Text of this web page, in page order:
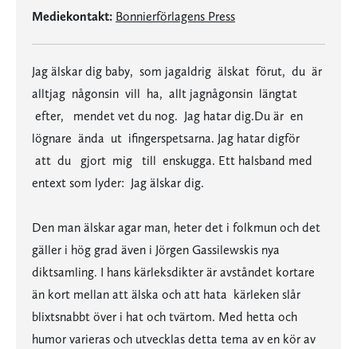
Mediekontakt: Bonnierförlagens Press
Jag älskar dig baby, som jagaldrig älskat förut, du är
alltjag någonsin vill ha, allt jagnågonsin längtat
efter, mendet vet du nog. Jag hatar dig.Du är en
lögnare ända ut ifingerspetsarna. Jag hatar digför
att du gjort mig till enskugga. Ett halsband med
entext som lyder: Jag älskar dig.
Den man älskar agar man, heter det i folkmun och det
gäller i hög grad även i Jörgen Gassilewskis nya
diktsamling. I hans kärleksdikter är avståndet kortare
än kort mellan att älska och att hata  kärleken slår
blixtsnabbt över i hat och tvärtom. Med hetta och
humor varieras och utvecklas detta tema av en kör av